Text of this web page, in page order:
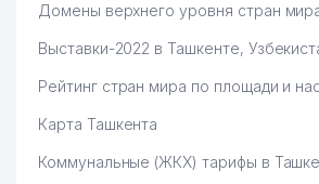
Домены верхнего уровня стран
Выставки-2022 в Ташкенте,
Рейтинг стран мира по площади и
Карта Ташкента
Коммунальные (ЖКХ) тарифы в